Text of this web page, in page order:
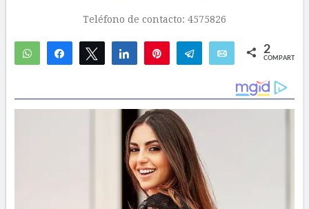
Teléfono de contacto: 4575826
WhatsAppCompartirTwittear Compartir Telegram Email 2
COMPARTIR